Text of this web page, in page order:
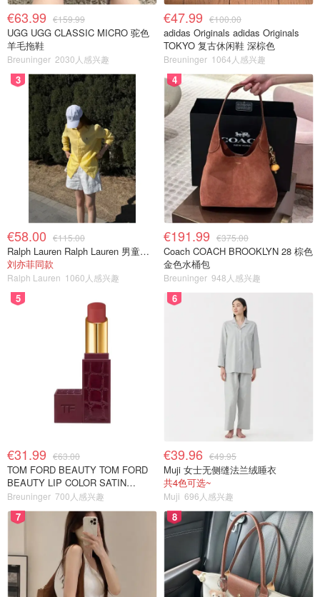
€63.99 €159.99
UGG UGG CLASSIC MICRO 驼色
羊毛拖鞋
Breuninger 2030人感兴趣
€47.99 €100.00
adidas Originals adidas Originals
TOKYO 复古休闲鞋 深棕色
Breuninger 1064人感兴趣
3
€58.00 €115.00
Ralph Lauren Ralph Lauren 男童亚麻衬衫
刘亦菲同款
Ralph Lauren 1060人感兴趣
4
€191.99 €375.00
Coach COACH BROOKLYN 28 棕色
金色水桶包
Breuninger 948人感兴趣
5
€31.99 €63.00
TOM FORD BEAUTY TOM FORD
BEAUTY LIP COLOR SATIN
MATTE 裸玫瑰口红
Breuninger 700人感兴趣
6
€39.96 €49.95
Muji 女士无侧缝法兰绒睡衣
共4色可选~
Muji 696人感兴趣
7 8